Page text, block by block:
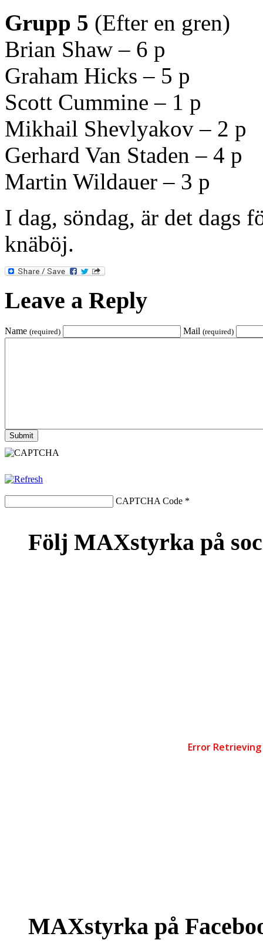
Grupp 5 (Efter en gren)
Brian Shaw – 6 p
Graham Hicks – 5 p
Scott Cummine – 1 p
Mikhail Shevlyakov – 2 p
Gerhard Van Staden – 4 p
Martin Wildauer – 3 p
I dag, söndag, är det dags
knäböj.
Leave a Reply
Name (required) Mail (required)
CAPTCHA Code *
Följ MAXstyrka på
MAXstyrka på